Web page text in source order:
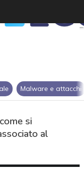
Malware e attacchi
si
al